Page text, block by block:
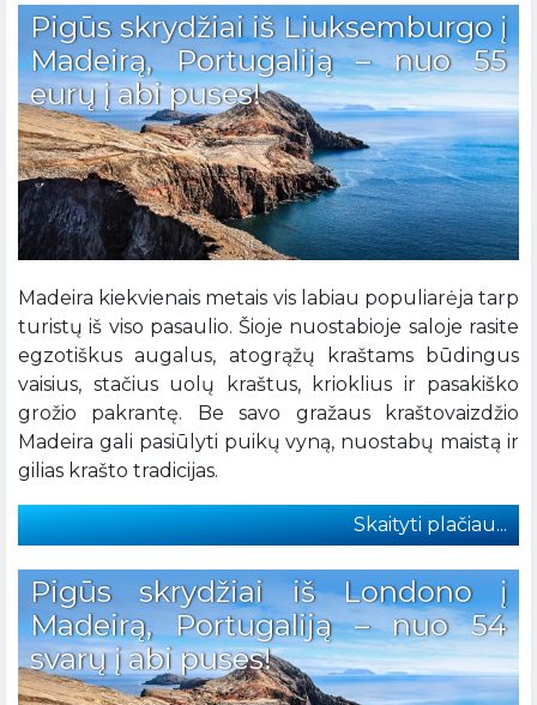
Pigūs skrydžiai iš Liuksemburgo į
Madeirą, Portugaliją – nuo 55
eurų į abi puses!
Madeira kiekvienais metais vis labiau populiarėja tarp
turistų iš viso pasaulio. Šioje nuostabioje saloje rasite
egzotiškus augalus, atogrąžų kraštams būdingus
vaisius, stačius uolų kraštus, krioklius ir pasakiško
grožio pakrantę. Be savo gražaus kraštovaizdžio
Madeira gali pasiūlyti puikų vyną, nuostabų maistą ir
gilias krašto tradicijas.
Skaityti plačiau...
Pigūs skrydžiai iš Londono į
Madeirą, Portugaliją – nuo 54
svarų į abi puses!